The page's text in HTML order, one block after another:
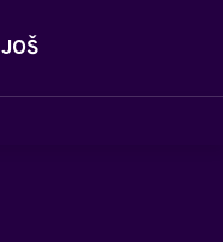
JOŠ